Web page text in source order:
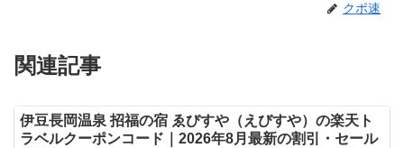
クポ速
関連記事
伊豆長岡温泉 招福の宿 ゑびすや（えびすや）の楽天ト
ラベルクーポンコード｜2026年8月最新の割引・セール